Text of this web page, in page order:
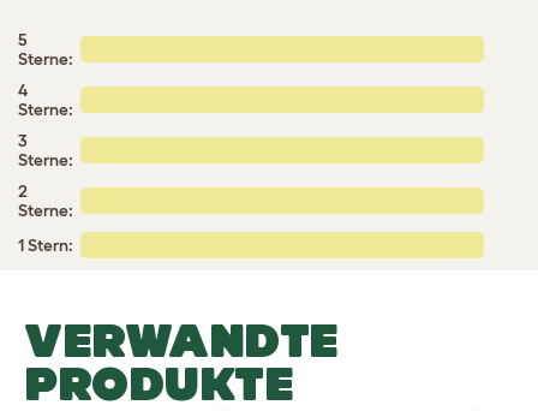
5
Sterne:
4
Sterne:
3
Sterne:
2
Sterne:
1 Stern:
VERWANDTE
PRODUKTE